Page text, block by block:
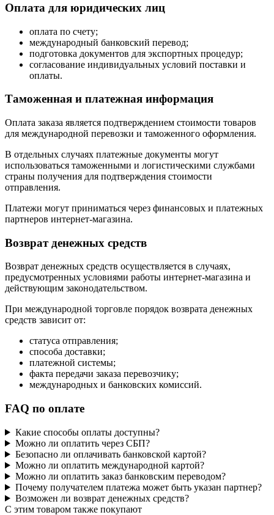
Оплата для юридических лиц
оплата по счету;
международный банковский перевод;
подготовка документов для экспортных процедур;
согласование индивидуальных условий поставки и
оплаты.
Таможенная и платежная информация
Оплата заказа является подтверждением стоимости товаров
для международной перевозки и таможенного оформления.
В отдельных случаях платежные документы могут
использоваться таможенными и логистическими службами
страны получения для подтверждения стоимости
отправления.
Платежи могут приниматься через финансовых и платежных
партнеров интернет-магазина.
Возврат денежных средств
Возврат денежных средств осуществляется в случаях,
предусмотренных условиями работы интернет-магазина и
действующим законодательством.
При международной торговле порядок возврата денежных
средств зависит от:
статуса отправления;
способа доставки;
платежной системы;
факта передачи заказа перевозчику;
международных и банковских комиссий.
FAQ по оплате
Какие способы оплаты доступны?
Можно ли оплатить через СБП?
Безопасно ли оплачивать банковской картой?
Можно ли оплатить международной картой?
Можно ли оплатить заказ банковским переводом?
Почему получателем платежа может быть указан партнер?
Возможен ли возврат денежных средств?
C этим товаром также покупают